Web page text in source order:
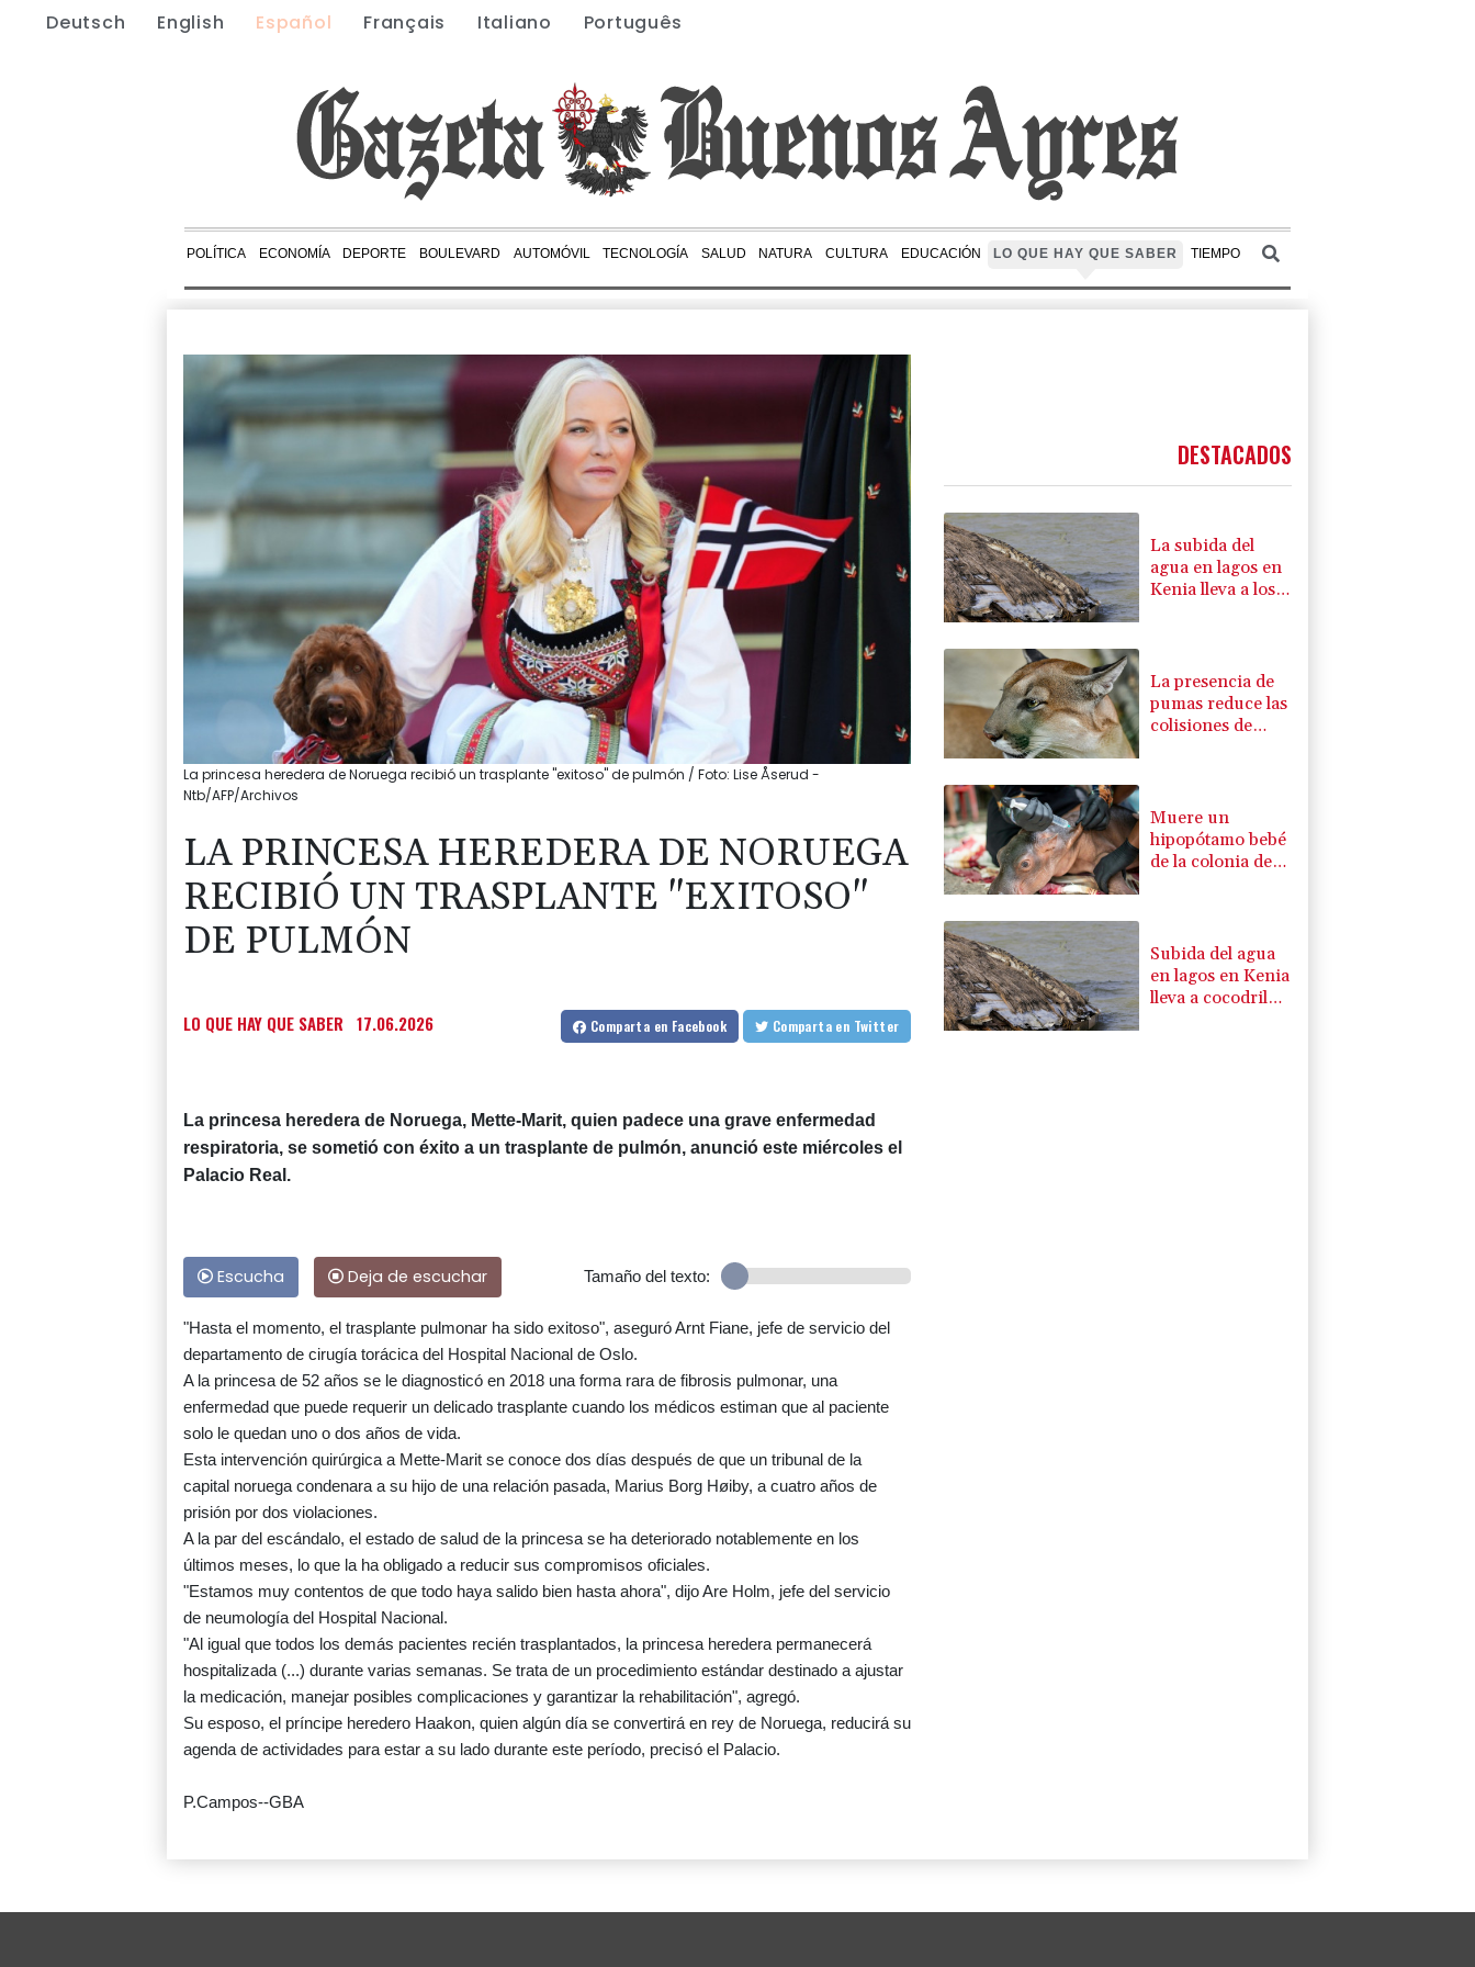
Deutsch English Español Français Italiano Português
POLÍTICA ECONOMÍA DEPORTE BOULEVARD AUTOMÓVIL TECNOLOGÍA SALUD NATURA CULTURA EDUCACIÓN LO QUE HAY QUE SABER TIEMPO
La princesa heredera de Noruega recibió un trasplante "exitoso" de pulmón / Foto: Lise Åserud -
Ntb/AFP/Archivos
LA PRINCESA HEREDERA DE NORUEGA
RECIBIÓ UN TRASPLANTE "EXITOSO"
DE PULMÓN
LO QUE HAY QUE SABER 17.06.2026 Comparta en Facebook Comparta en Twitter
La princesa heredera de Noruega, Mette-Marit, quien padece una grave enfermedad
respiratoria, se sometió con éxito a un trasplante de pulmón, anunció este miércoles el
Palacio Real.
Escucha Deja de escuchar Tamaño del texto:
"Hasta el momento, el trasplante pulmonar ha sido exitoso", aseguró Arnt Fiane, jefe de servicio del
departamento de cirugía torácica del Hospital Nacional de Oslo.
A la princesa de 52 años se le diagnosticó en 2018 una forma rara de fibrosis pulmonar, una
enfermedad que puede requerir un delicado trasplante cuando los médicos estiman que al paciente
solo le quedan uno o dos años de vida.
Esta intervención quirúrgica a Mette-Marit se conoce dos días después de que un tribunal de la
capital noruega condenara a su hijo de una relación pasada, Marius Borg Høiby, a cuatro años de
prisión por dos violaciones.
A la par del escándalo, el estado de salud de la princesa se ha deteriorado notablemente en los
últimos meses, lo que la ha obligado a reducir sus compromisos oficiales.
"Estamos muy contentos de que todo haya salido bien hasta ahora", dijo Are Holm, jefe del servicio
de neumología del Hospital Nacional.
"Al igual que todos los demás pacientes recién trasplantados, la princesa heredera permanecerá
hospitalizada (...) durante varias semanas. Se trata de un procedimiento estándar destinado a ajustar
la medicación, manejar posibles complicaciones y garantizar la rehabilitación", agregó.
Su esposo, el príncipe heredero Haakon, quien algún día se convertirá en rey de Noruega, reducirá su
agenda de actividades para estar a su lado durante este período, precisó el Palacio.
P.Campos--GBA
DESTACADOS
La subida del
agua en lagos en
Kenia lleva a los
La presencia de
pumas reduce las
colisiones de
Muere un
hipopótamo bebé
de la colonia de
Subida del agua
en lagos en Kenia
lleva a cocodrilos